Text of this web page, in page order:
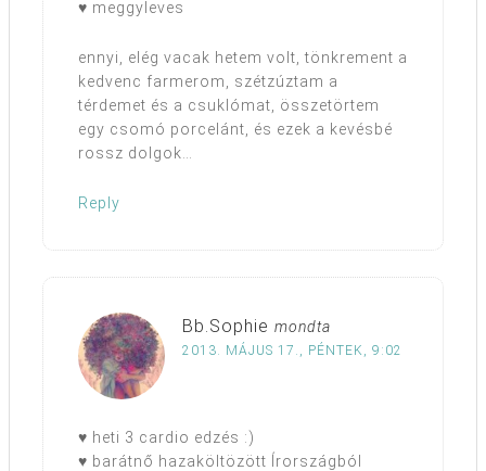
♥ meggyleves
ennyi, elég vacak hetem volt, tönkrement a
kedvenc farmerom, szétzúztam a
térdemet és a csuklómat, összetörtem
egy csomó porcelánt, és ezek a kevésbé
rossz dolgok…
Reply
Bb.Sophie mondta
2013. MÁJUS 17., PÉNTEK, 9:02
♥ heti 3 cardio edzés :)
♥ barátnő hazaköltözött Írországból